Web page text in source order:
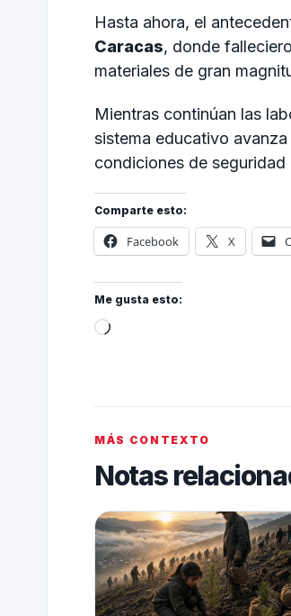
Hasta ahora, el
Caracas, donde
materiales de gran
Mientras continúan las
sistema educativo
condiciones de seguridad
Comparte esto:
Facebook X
Me gusta esto:
MÁS CONTEXTO
Notas